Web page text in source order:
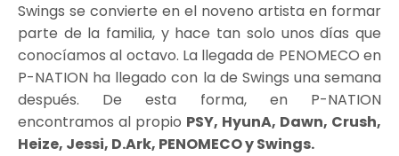
Swings se convierte en el noveno artista en formar
parte de la familia, y hace tan solo unos días que
conocíamos al octavo. La llegada de PENOMECO en
P-NATION ha llegado con la de Swings una semana
después. De esta forma, en P-NATION
encontramos al propio PSY, HyunA, Dawn, Crush,
Heize, Jessi, D.Ark, PENOMECO y Swings.